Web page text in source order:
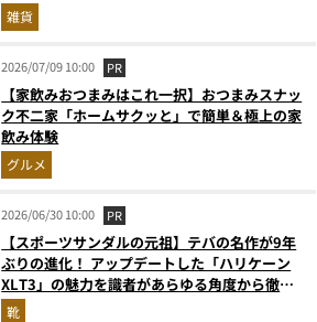
雑貨
2026/07/09 10:00 PR
【家飲みおつまみはこれ一択】おつまみスナッ
ク不二家「ホームサクッと」で簡単＆極上の家
飲み体験
グルメ
2026/06/30 10:00 PR
【スポーツサンダルの元祖】テバの名作が9年
ぶりの進化！ アップデートした「ハリケーン
XLT3」の魅力を識者があらゆる角度から徹底
解説！
靴